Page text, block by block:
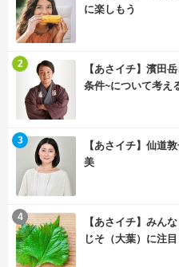
に楽しもう
【あさイチ】濱田
条件~について考え
2
【あさイチ】仙道
美
3
【あさイチ】みん
じそ（大葉）に注目
4